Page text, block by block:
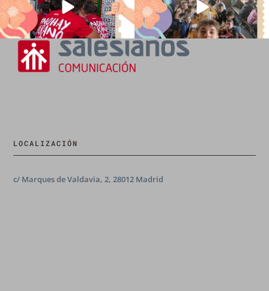
LOCALIZACIÓN
c/ Marques de Valdavia, 2, 28012 Madrid